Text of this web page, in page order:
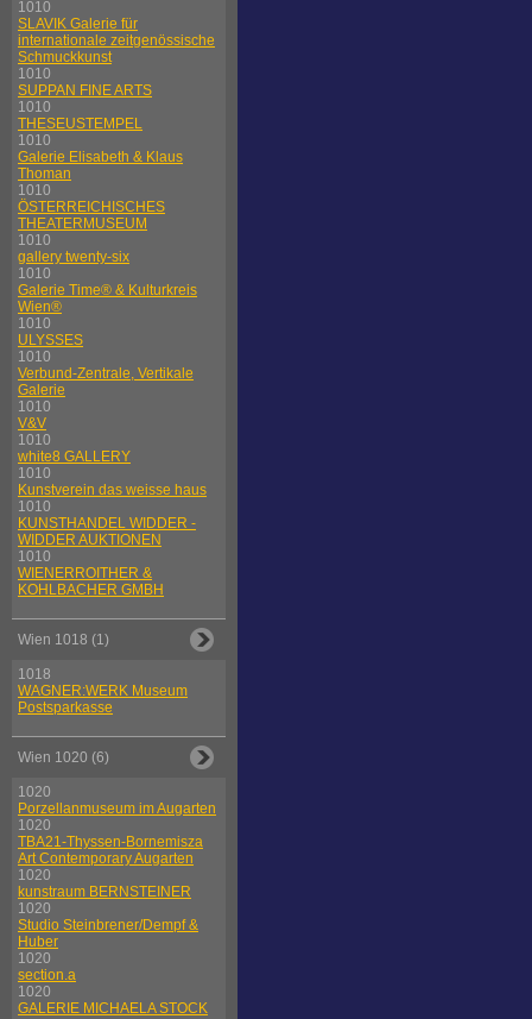
1010
SLAVIK Galerie für
internationale zeitgenössische
Schmuckkunst
1010
SUPPAN FINE ARTS
1010
THESEUSTEMPEL
1010
Galerie Elisabeth & Klaus
Thoman
1010
ÖSTERREICHISCHES
THEATERMUSEUM
1010
gallery twenty-six
1010
Galerie Time® & Kulturkreis
Wien®
1010
ULYSSES
1010
Verbund-Zentrale, Vertikale
Galerie
1010
V&V
1010
white8 GALLERY
1010
Kunstverein das weisse haus
1010
KUNSTHANDEL WIDDER -
WIDDER AUKTIONEN
1010
WIENERROITHER &
KOHLBACHER GMBH
Wien 1018 (1)
1018
WAGNER:WERK Museum
Postsparkasse
Wien 1020 (6)
1020
Porzellanmuseum im Augarten
1020
TBA21-Thyssen-Bornemisza
Art Contemporary Augarten
1020
kunstraum BERNSTEINER
1020
Studio Steinbrener/Dempf &
Huber
1020
section.a
1020
GALERIE MICHAELA STOCK